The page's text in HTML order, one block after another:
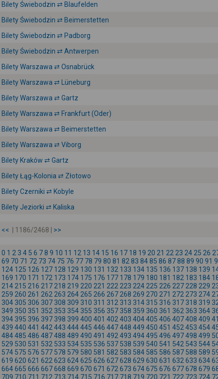
Bilety Świebodzin ⇄ Blaufelden
Bilety Świebodzin ⇄ Beimerstetten
Bilety Świebodzin ⇄ Padborg
Bilety Świebodzin ⇄ Antwerpen
Bilety Warszawa ⇄ Osnabrück
Bilety Warszawa ⇄ Lüneburg
Bilety Warszawa ⇄ Gartz
Bilety Warszawa ⇄ Frankfurt (Oder)
Bilety Warszawa ⇄ Beimerstetten
Bilety Warszawa ⇄ Viborg
Bilety Kraków ⇄ Gartz
Bilety Łąg-Kolonia ⇄ Złotowo
Bilety Czerniki ⇄ Kobyle
Bilety Jeziorki ⇄ Kaliska
<< | 1186/2468 | >>
0 1 2 3 4 5 6 78 9 10 11 12 13 14 15 16 17 18 19 20 21 22 23 24 25 26
69 70 71 72 73 74 75 76 77 78 79 80 81 82 83 8485 86 8788 89 90 91
124 125 126 127 128 129 130 131 132 133 134 135 136 137 138 139
169 170 171 172 173 174 175 176 177 178 179 180 181 182 183 184
214 215 216 217 218 219 220 221 222 223 224 225 226 227 228 229
259 260 261 262 263 264 265 266 267 268 269 270 271 272 273 274
304 305 306 307 308 309 310 311 312 313 314 315 316 317 318 319
349 350 351 352 353 354 355 356 357 358 359 360 361 362 363 364
394 395 396 397 398 399 400 401 402 403 404405 406 407408 409
439 440 441 442 443 444445 446 447448 449 450 451 452 453 454
484485 486 487488 489 490 491 492 493 494495 496 497498 499
529 530 531 532 533 534 535 536 537 538 539 540 541 542 543 544
574 575 576 577 578 579 580 581 582 583 584 585 586 587 588 589
619 620 621 622 623 624625 626 627628 629 630 631 632 633 634
664665 666 667668 669 670 671 672 673 674675 676 677678 679
709 710 711 712 713 714 715 716 717 718 719 720 721 722 723 724